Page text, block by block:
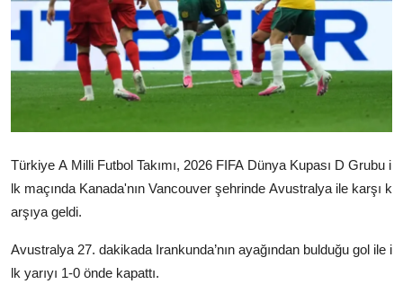
Arşiv
İletişim
Türkçe Kurdi
Türkiye A Milli Futbol Takımı, 2026 FIFA Dünya Kupası D Grubu i
lk maçında Kanada'nın Vancouver şehrinde Avustralya ile karşı k
arşıya geldi.
Avustralya 27. dakikada Irankunda’nın ayağından bulduğu gol ile i
lk yarıyı 1-0 önde kapattı.